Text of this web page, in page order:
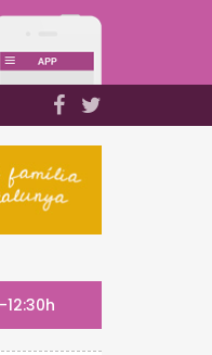
12:30h